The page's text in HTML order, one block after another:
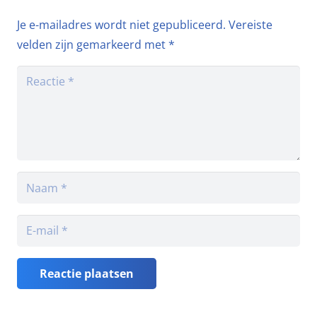
Je e-mailadres wordt niet gepubliceerd. Vereiste
velden zijn gemarkeerd met*
Reactie plaatsen